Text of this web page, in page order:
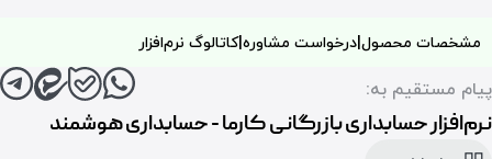
مشخصات محصول|درخواست مشاوره|کاتالوگ نرم‌افزار
پیام مستقیم به:
نرم‌افزار حسابداری بازرگانی کارما - حسابداری هوشمند